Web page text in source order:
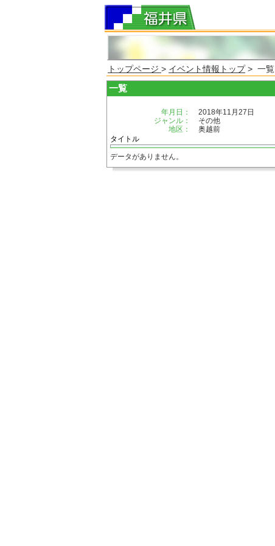
トップページ > イベント情報トップ> 一覧
一覧
年月日：
2018年11月27日
ジャンル：
その他
地区：
奥越前
タイトル
データがありません。